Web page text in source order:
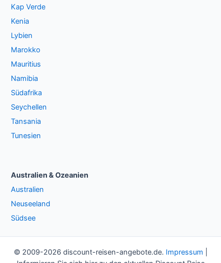
Kap Verde
Kenia
Lybien
Marokko
Mauritius
Namibia
Südafrika
Seychellen
Tansania
Tunesien
Australien & Ozeanien
Australien
Neuseeland
Südsee
© 2009-2026 discount-reisen-angebote.de. Impressum